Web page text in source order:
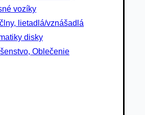
vozíky
lietadlá/vznášadlá
disky
Oblečenie
Oblečenie